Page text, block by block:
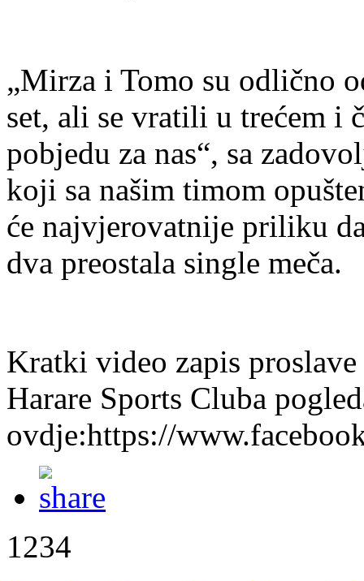
„Mirza i Tomo su odlično
set, ali se vratili u trećem i
pobjedu za nas“, sa
koji sa našim timom
će najvjerovatnije priliku
dva preostala single meča.
Kratki video zapis proslave
Harare Sports Cluba
ovdje:https://
1234